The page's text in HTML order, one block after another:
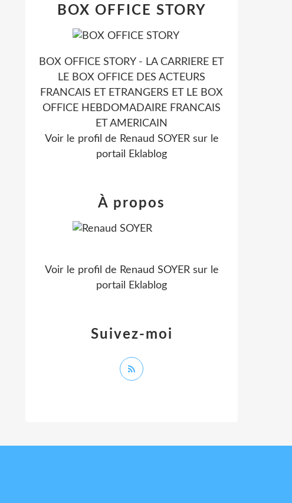
BOX OFFICE STORY
BOX OFFICE STORY - LA CARRIERE ET
LE BOX OFFICE DES ACTEURS
FRANCAIS ET ETRANGERS ET LE BOX
OFFICE HEBDOMADAIRE FRANCAIS
ET AMERICAIN
Voir le profil de Renaud SOYERsur le
portail Eklablog
Suivez-moi
À propos
Voir le profil de Renaud SOYERsur le
portail Eklablog